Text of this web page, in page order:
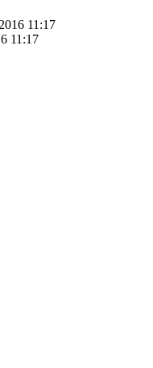
11:17
11:17